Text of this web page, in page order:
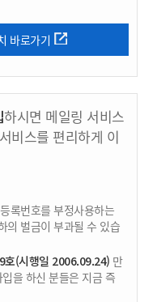
바로가기
하시면 메일링 서비스
비스를 편리하게 이
록번호를 부정사용하는
의 벌금이 부과될 수 있습
호(시행일 2006.09.24) 만
을 하신 분들은 지금 즉